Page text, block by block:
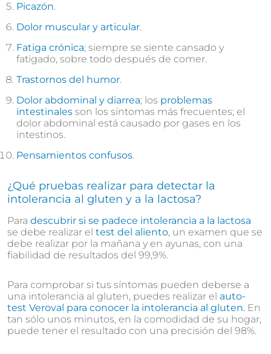
Picazón.
Dolor muscular y articular.
Fatiga crónica; siempre se siente cansado y
fatigado, sobre todo después de comer.
Trastornos del humor.
Dolor abdominal y diarrea; los problemas
intestinales son los síntomas más frecuentes; el
dolor abdominal está causado por gases en los
intestinos.
Pensamientos confusos.
¿Qué pruebas realizar para detectar la
intolerancia al gluten y a la lactosa?
Para descubrir si se padece intolerancia a la lactosa
se debe realizar el test del aliento, un examen que se
debe realizar por la mañana y en ayunas, con una
fiabilidad de resultados del 99,9%.
Para comprobar si tus síntomas pueden deberse a
una intolerancia al gluten, puedes realizar el auto-
test Veroval para conocer la intolerancia al gluten. En
tan sólo unos minutos, en la comodidad de su hogar,
puede tener el resultado con una precisión del 98%.